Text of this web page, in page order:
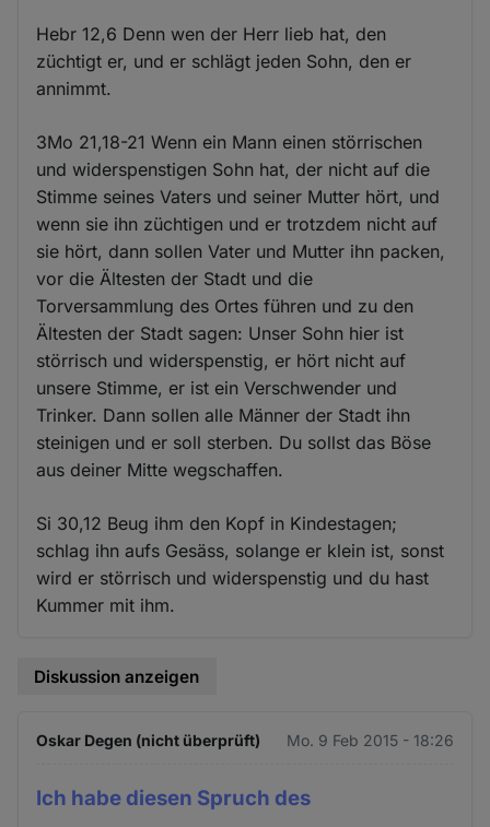
Hebr 12,6 Denn wen der Herr lieb hat, den
züchtigt er, und er schlägt jeden Sohn, den er
annimmt.
3Mo 21,18-21 Wenn ein Mann einen störrischen
und widerspenstigen Sohn hat, der nicht auf die
Stimme seines Vaters und seiner Mutter hört, und
wenn sie ihn züchtigen und er trotzdem nicht auf
sie hört, dann sollen Vater und Mutter ihn packen,
vor die Ältesten der Stadt und die
Torversammlung des Ortes führen und zu den
Ältesten der Stadt sagen: Unser Sohn hier ist
störrisch und widerspenstig, er hört nicht auf
unsere Stimme, er ist ein Verschwender und
Trinker. Dann sollen alle Männer der Stadt ihn
steinigen und er soll sterben. Du sollst das Böse
aus deiner Mitte wegschaffen.
Si 30,12 Beug ihm den Kopf in Kindestagen;
schlag ihn aufs Gesäss, solange er klein ist, sonst
wird er störrisch und widerspenstig und du hast
Kummer mit ihm.
Diskussion anzeigen
Oskar Degen (nicht überprüft) Mo. 9 Feb 2015 - 18:26
Ich habe diesen Spruch des